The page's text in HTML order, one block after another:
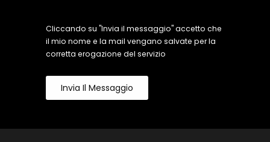
Cliccando su "Invia il messaggio" accetto che
il mio nome e la mail vengano salvate per la
corretta erogazione del servizio
Invia Il Messaggio